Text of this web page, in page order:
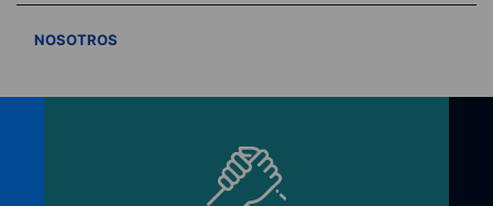
NOSOTROS